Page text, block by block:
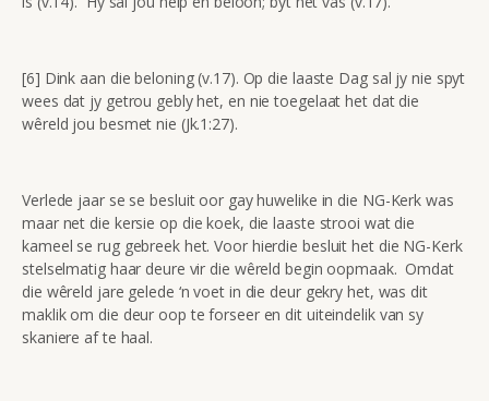
[6] Dink aan die beloning (v.17). Op die laaste Dag sal jy nie spyt
wees dat jy getrou gebly het, en nie toegelaat het dat die
wêreld jou besmet nie (Jk.1:27).
Verlede jaar se se besluit oor gay huwelike in die NG-Kerk was
maar net die kersie op die koek, die laaste strooi wat die
kameel se rug gebreek het. Voor hierdie besluit het die NG-Kerk
stelselmatig haar deure vir die wêreld begin oopmaak. Omdat
die wêreld jare gelede ‘n voet in die deur gekry het, was dit
maklik om die deur oop te forseer en dit uiteindelik van sy
skaniere af te haal.